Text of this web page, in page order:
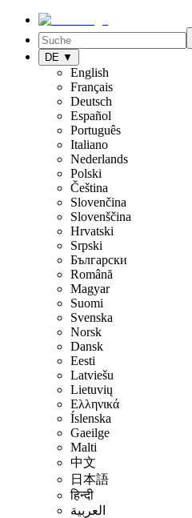
DE ▼
English
Français
Deutsch
Español
Português
Italiano
Nederlands
Polski
Čeština
Slovenčina
Slovenščina
Hrvatski
Srpski
Български
Română
Magyar
Suomi
Svenska
Norsk
Dansk
Eesti
Latviešu
Lietuvių
Ελληνικά
Íslenska
Gaeilge
Malti
中文
日本語
हिन्दी
العربية